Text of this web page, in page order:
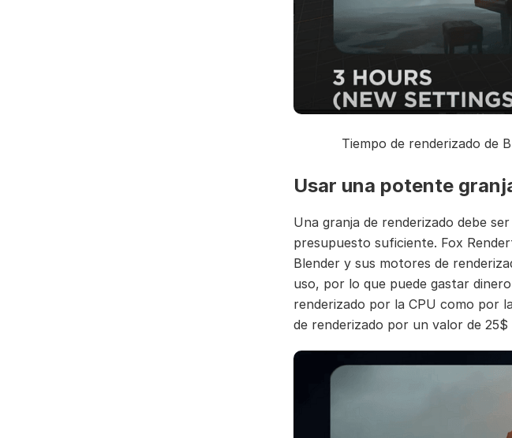
Tiempo de renderizado de
Usar una potente
Una granja de renderizado debe
presupuesto suficiente. Fox
Blender y sus motores de
uso, por lo que puede gastar
renderizado por la CPU como por
de renderizado por un valor de